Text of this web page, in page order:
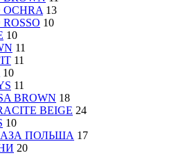
13
10
10
11
11
10
11
BROWN 18
BEIGE 24
10
ПОЛЬША 17
20